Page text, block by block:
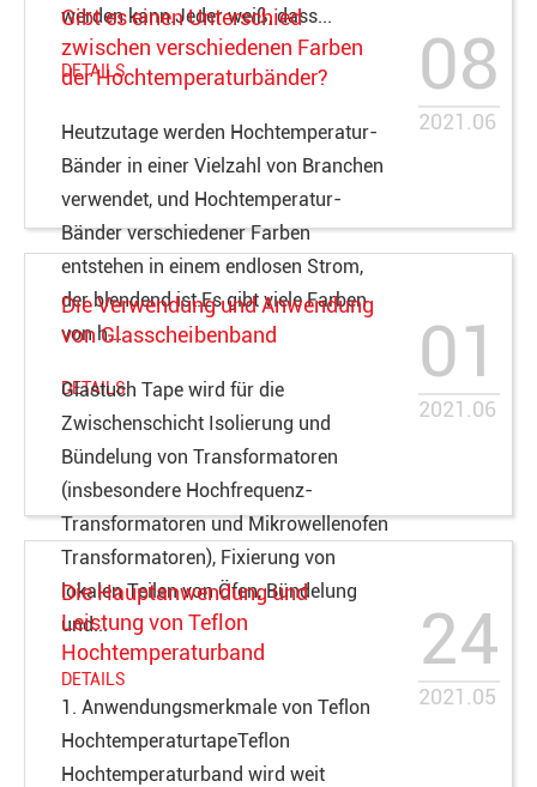
werden kann.Jeder weiß, dass...
DETAILS
Gibt es einen Unterschied
zwischen verschiedenen Farben
der Hochtemperaturbänder?
08
2021.06
Heutzutage werden Hochtemperatur-
Bänder in einer Vielzahl von Branchen
verwendet, und Hochtemperatur-
Bänder verschiedener Farben
entstehen in einem endlosen Strom,
der blendend ist.Es gibt viele Farben
von h...
DETAILS
Die Verwendung und Anwendung
von Glasscheibenband
01
2021.06
Glastuch Tape wird für die
Zwischenschicht Isolierung und
Bündelung von Transformatoren
(insbesondere Hochfrequenz-
Transformatoren und Mikrowellenofen
Transformatoren), Fixierung von
lokalen Teilen von Öfen, Bündelung
und...
DETAILS
Die Hauptanwendung und
Leistung von Teflon
Hochtemperaturband
24
2021.05
1. Anwendungsmerkmale von Teflon
HochtemperaturtapeTeflon
Hochtemperaturband wird weit